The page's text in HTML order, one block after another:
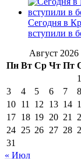
Сегодня в
вступили в
Август 2026
Пн Вт Ср Чт Пт
1
3
4 5 6 7 8
10 11 12 13 14
17 18 19 20 21
24 25 26 27 28
31
« Июл